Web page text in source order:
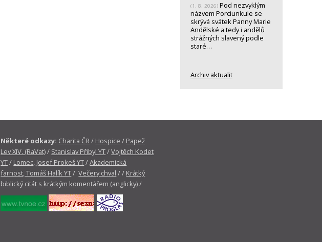
(1. 8. 2026) Pod nezvyklým
názvem Porciunkule se
skrývá svátek Panny Marie
Andělské a tedy i andělů
strážných slavený podle
staré…
Archiv aktualit
Některé odkazy: Charita ČR/ Hospice / Papež
Lev XIV. (RaVat)/ Stanislav Přibyl YT/Vojtěch Kodet
YT/ Lomec, Josef Prokeš YT/Akademická
farnost, Tomáš Halík YT/Večery chval / / Krátký
biblický citát s krátkým komentářem (anglicky)/